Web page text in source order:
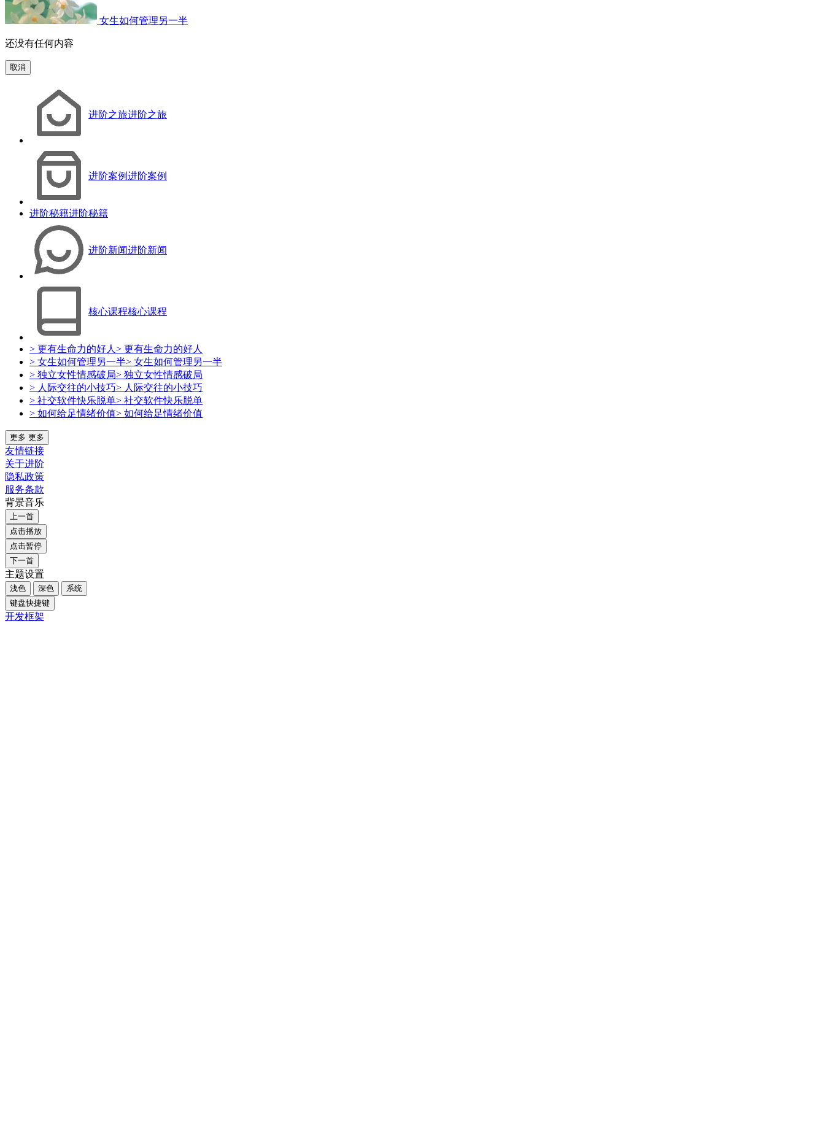
女生如何管理另一半
还没有任何内容
取消
进阶之旅进阶之旅
进阶案例进阶案例
进阶秘籍进阶秘籍
进阶新闻进阶新闻
核心课程核心课程
> 更有生命力的好人 > 更有生命力的好人
> 女生如何管理另一半> 女生如何管理另一半
> 独立女性情感破局> 独立女性情感破局
> 人际交往的小技巧> 人际交往的小技巧
> 社交软件快乐脱单> 社交软件快乐脱单
> 如何给足情绪价值> 如何给足情绪价值
更多 更多
友情链接
关于进阶
隐私政策
服务条款
背景音乐
上一首
点击播放
点击暂停
下一首
主题设置
浅色 深色
系统
键盘快捷键
开发框架